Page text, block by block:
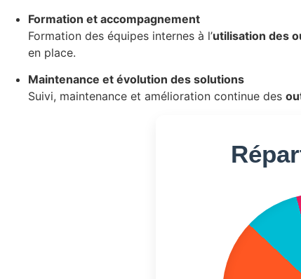
Formation et accompagnement
Formation des équipes internes à l’utilisation des
en place.
Maintenance et évolution des solutions
Suivi, maintenance et amélioration continue des